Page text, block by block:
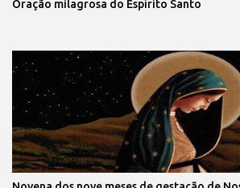
Oração milagrosa do Espírito Santo